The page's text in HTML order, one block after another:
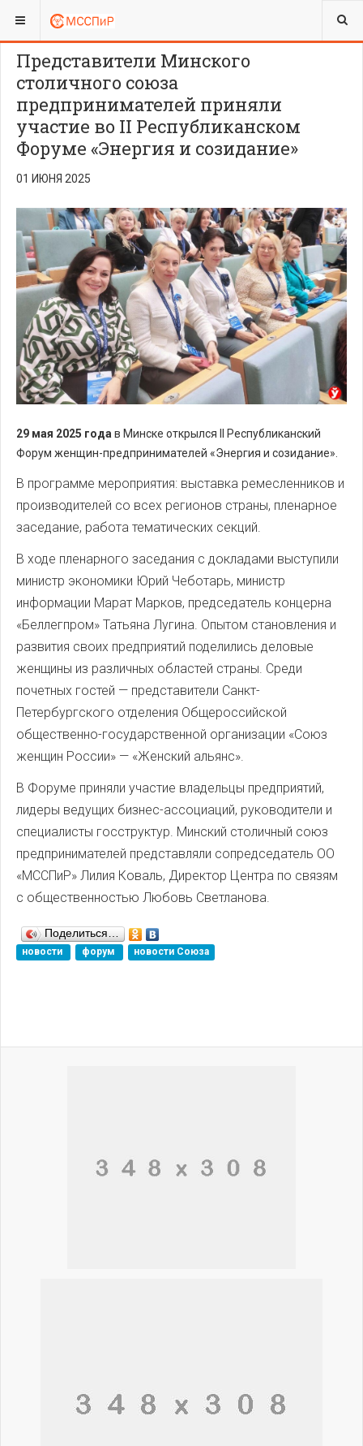
ВЫ ЗДЕСЬ: ПРЕСС-ЦЕНТР
Представители Минского
столичного союза
предпринимателей приняли
участие во II Республиканском
Форуме «Энергия и созидание»
01 ИЮНЯ 2025
29 мая 2025 года в Минске открылся II Республиканский
Форум женщин-предпринимателей «Энергия и созидание».
В программе мероприятия: выставка ремесленников и
производителей со всех регионов страны, пленарное
заседание, работа тематических секций.
В ходе пленарного заседания с докладами выступили
министр экономики Юрий Чеботарь, министр
информации Марат Марков, председатель концерна
«Беллегпром» Татьяна Лугина. Опытом становления и
развития своих предприятий поделились деловые
женщины из различных областей страны. Среди
почетных гостей — представители Санкт-
Петербургского отделения Общероссийской
общественно-государственной организации «Союз
женщин России» — «Женский альянс».
В Форуме приняли участие владельцы предприятий,
лидеры ведущих бизнес-ассоциаций, руководители и
специалисты госструктур. Минский столичный союз
предпринимателей представляли сопредседатель ОО
«МССПиР» Лилия Коваль, Директор Центра по связям
с общественностью Любовь Светланова.
Поделиться…
новости форум новости Союза